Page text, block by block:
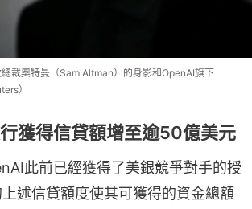
裁奧特曼（Sam Altman）的身影和OpenAI旗下
）
獲得信貸額增至逾50億美元
此前已經獲得了美銀競爭對手的授
述信貸額度使其可獲得的資金總額